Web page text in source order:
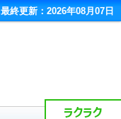
最終更新：2026年08月07日